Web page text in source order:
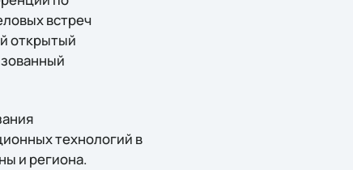
встреч
открытый
технологий в
и региона.